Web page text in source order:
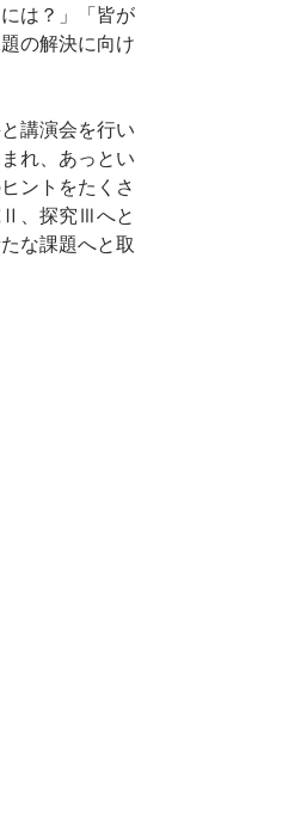
は？」「皆が
の解決に向け
講演会を行い
れ、あっとい
ントをたくさ
Ⅱ、探究Ⅲへと
な課題へと取